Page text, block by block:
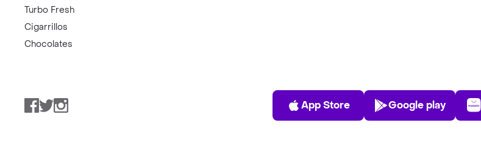
Turbo Fresh
Cigarrillos
Chocolates
Facebook
TwitterInstagram
App Store
App Store
Play Store
Google play